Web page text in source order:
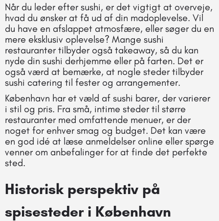
Når du leder efter sushi, er det vigtigt at overveje,
hvad du ønsker at få ud af din madoplevelse. Vil
du have en afslappet atmosfære, eller søger du en
mere eksklusiv oplevelse? Mange sushi
restauranter tilbyder også takeaway, så du kan
nyde din sushi derhjemme eller på farten. Det er
også værd at bemærke, at nogle steder tilbyder
sushi catering til fester og arrangementer.
København har et væld af sushi barer, der varierer
i stil og pris. Fra små, intime steder til større
restauranter med omfattende menuer, er der
noget for enhver smag og budget. Det kan være
en god idé at læse anmeldelser online eller spørge
venner om anbefalinger for at finde det perfekte
sted.
Historisk perspektiv på
spisesteder i København